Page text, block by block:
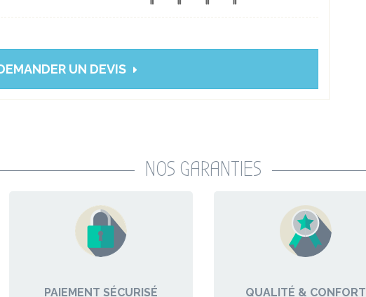
UN DEVIS
NOS GARANTIES
PAIEMENT SÉCURISÉ QUALITÉ & CONFORT